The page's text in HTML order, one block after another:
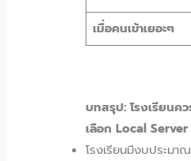
เมื่อคนเข้าเยอะๆ
บทสรุป: โรงเรียนค
เลือก Local Server
โรงเรียนมีงบประม